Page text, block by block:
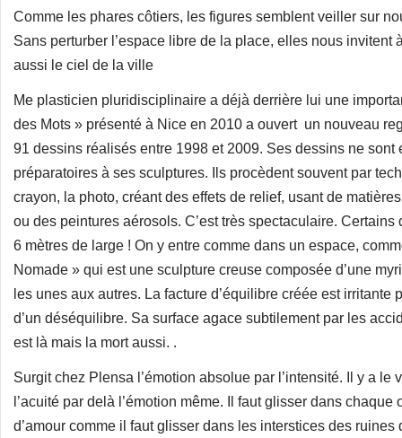
Comme les phares côtiers, les figures semblent veiller sur
Sans perturber l’espace libre de la place, elles nous invitent
aussi le ciel de la ville
Me plasticien pluridisciplinaire a déjà derrière lui une
des Mots » présenté à Nice en 2010 a ouvert un nouveau
91 dessins réalisés entre 1998 et 2009. Ses dessins ne
préparatoires à ses sculptures. Ils procèdent souvent par
crayon, la photo, créant des effets de relief, usant de
ou des peintures aérosols. C’est très spectaculaire. Certains
6 mètres de large ! On y entre comme dans un espace,
Nomade » qui est une sculpture creuse composée d’une
les unes aux autres. La facture d’équilibre créée est irritante
d’un déséquilibre. Sa surface agace subtilement par les
est là mais la mort aussi. .
Surgit chez Plensa l’émotion absolue par l’intensité. Il y a le
l’acuité par delà l’émotion même. Il faut glisser dans
d’amour comme il faut glisser dans les interstices des